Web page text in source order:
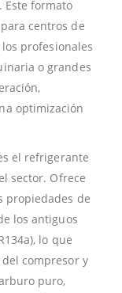
. Este formato
centros de
profesionales
o grandes
optimización
el refrigerante
sector. Ofrece
propiedades de
los antiguos
lo que
compresor y
puro,